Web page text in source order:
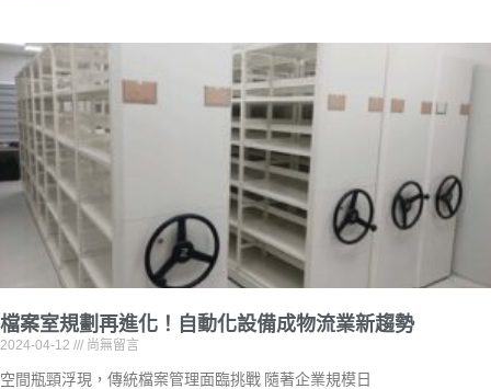
檔案室規劃再進化！自動化設備成物流業新趨勢
2024-04-12 尚無留言
空間瓶頸浮現，傳統檔案管理面臨挑戰 隨著企業規模日